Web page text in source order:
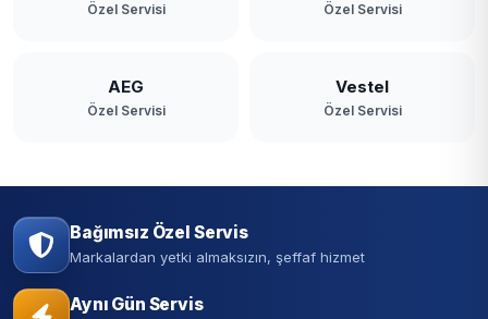
Özel Servisi Özel Servisi
AEG
Özel Servisi
Vestel
Özel Servisi
Bağımsız Özel Servis
Markalardan yetki almaksızın, şeffaf hizmet
Aynı Gün Servis